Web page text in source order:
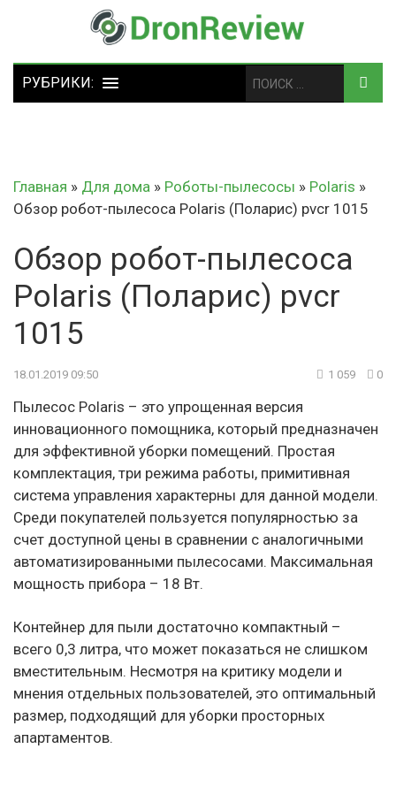
Главная » Для дома » Роботы-пылесосы » Polaris »
Обзор робот-пылесоса Polaris (Поларис) pvcr 1015
Обзор робот-пылесоса
Polaris (Поларис) pvcr
1015
18.01.2019 09:50 1 059 0
Пылесос Polaris – это упрощенная версия
инновационного помощника, который предназначен
для эффективной уборки помещений. Простая
комплектация, три режима работы, примитивная
система управления характерны для данной модели.
Среди покупателей пользуется популярностью за
счет доступной цены в сравнении с аналогичными
автоматизированными пылесосами. Максимальная
мощность прибора – 18 Вт.
Контейнер для пыли достаточно компактный –
всего 0,3 литра, что может показаться не слишком
вместительным. Несмотря на критику модели и
мнения отдельных пользователей, это оптимальный
размер, подходящий для уборки просторных
апартаментов.